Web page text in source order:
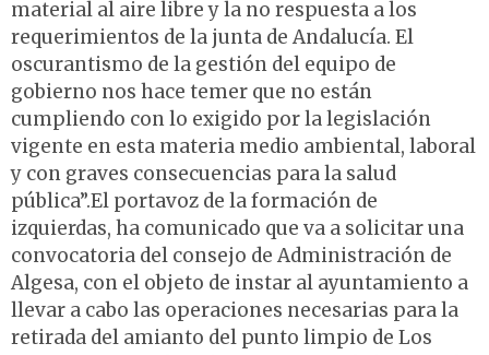
material al aire libre y la no respuesta a los
requerimientos de la junta de Andalucía. El
oscurantismo de la gestión del equipo de
gobierno nos hace temer que no están
cumpliendo con lo exigido por la legislación
vigente en esta materia medio ambiental, laboral
y con graves consecuencias para la salud
pública”.El portavoz de la formación de
izquierdas, ha comunicado que va a solicitar una
convocatoria del consejo de Administración de
Algesa, con el objeto de instar al ayuntamiento a
llevar a cabo las operaciones necesarias para la
retirada del amianto del punto limpio de Los